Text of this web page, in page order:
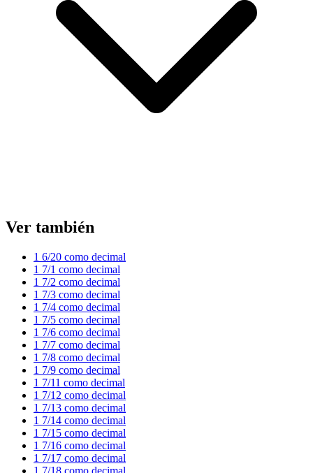
Ver también
1 6/20 como decimal
1 7/1 como decimal
1 7/2 como decimal
1 7/3 como decimal
1 7/4 como decimal
1 7/5 como decimal
1 7/6 como decimal
1 7/7 como decimal
1 7/8 como decimal
1 7/9 como decimal
1 7/11 como decimal
1 7/12 como decimal
1 7/13 como decimal
1 7/14 como decimal
1 7/15 como decimal
1 7/16 como decimal
1 7/17 como decimal
1 7/18 como decimal